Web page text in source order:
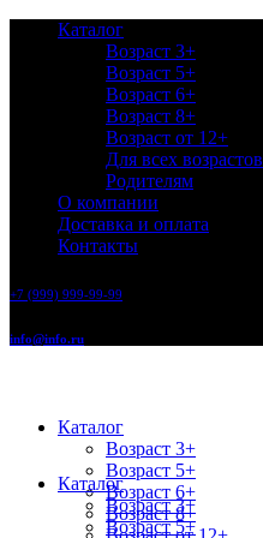
Каталог
Возраст 3+
Возраст 5+
Возраст 6+
Возраст 8+
Возраст от 12+
Для всех возрастов
Родителям
О компании
Доставка и оплата
Контакты
+7 (999) 999-99-99
info@info.ru
Каталог
Возраст 3+
Возраст 5+
Возраст 6+
Возраст 8+
Каталог
Возраст 3+
Возраст 5+